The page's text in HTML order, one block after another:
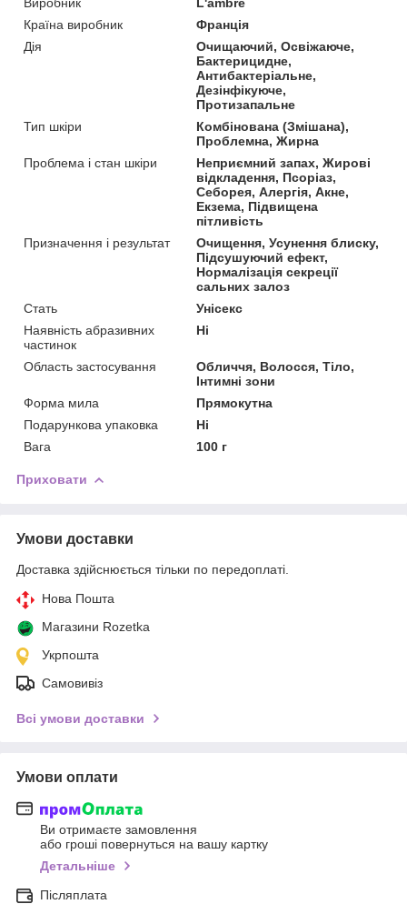
Країна виробник
Франція
Дія
Очищаючий, Освіжаюче,
Бактерицидне,
Антибактеріальне,
Дезінфікуюче,
Протизапальне
Тип шкіри
Комбінована (Змішана),
Проблемна, Жирна
Проблема і стан шкіри
Неприємний запах, Жирові
відкладення, Псоріаз,
Себорея, Алергія, Акне,
Екзема, Підвищена
пітливість
Призначення і результат
Очищення, Усунення блиску,
Підсушуючий ефект,
Нормалізація секреції
сальних залоз
Стать
Унісекс
Наявність абразивних
частинок
Ні
Область застосування
Обличчя, Волосся, Тіло,
Інтимні зони
Форма мила
Прямокутна
Подарункова упаковка
Ні
Вага
100 г
Приховати
Умови доставки
Доставка здійснюється тільки по передоплаті.
Нова Пошта
Магазини Rozetka
Укрпошта
Самовивіз
Всі умови доставки
Умови оплати
Ви отримаєте замовлення
або гроші повернуться на вашу картку
Детальніше
Післяплата